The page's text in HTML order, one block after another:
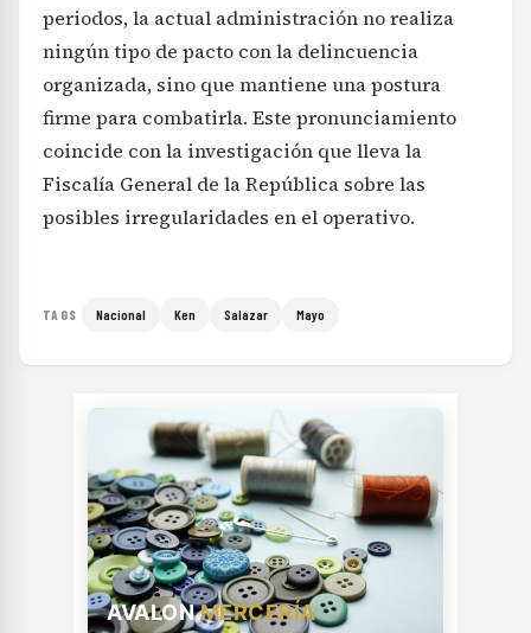
periodos, la actual administración no realiza
ningún tipo de pacto con la delincuencia
organizada, sino que mantiene una postura
firme para combatirla. Este pronunciamiento
coincide con la investigación que lleva la
Fiscalía General de la República sobre las
posibles irregularidades en el operativo.
TAGS Nacional Ken Salazar Mayo
AVALONMERCERÍA